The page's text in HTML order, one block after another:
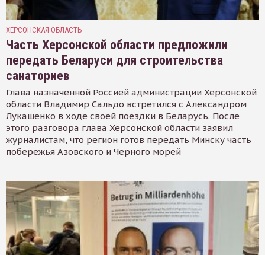
ХЕРСОНСКАЯ ОБЛАСТЬ
Часть Херсонской области предложили
передать Беларуси для строительства
санаториев
Глава назначенной Россией администрации Херсонской
области Владимир Сальдо встретился с Александром
Лукашенко в ходе своей поездки в Беларусь. После
этого разговора глава Херсонской области заявил
журналистам, что регион готов передать Минску часть
побережья Азовского и Черного морей